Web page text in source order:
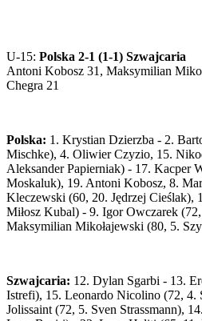
U-15: Polska 2-1 (1-1) Szwajcaria
Antoni Kobosz 31, Maksymilian
Chegra 21
Polska: 1. Krystian Dzierzba - 2.
Mischke), 4. Oliwier Czyzio, 15.
Aleksander Papierniak) - 17. Kacper
Moskaluk), 19. Antoni Kobosz, 8.
Kleczewski (60, 20. Jędrzej Cieślak),
Miłosz Kubal) - 9. Igor Owczarek
Maksymilian Mikołajewski (80, 5.
Szwajcaria: 12. Dylan Sgarbi - 13.
Istrefi), 15. Leonardo Nicolino (72, 4.
Jolissaint (72, 5. Sven Strassmann),